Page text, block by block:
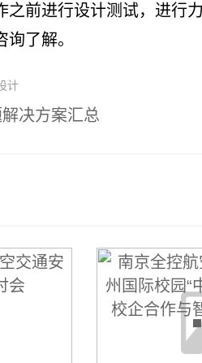
之前进行设计测试，进行
了解。
计
决方案汇总